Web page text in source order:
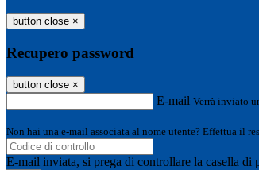
button close ×
Recupero password
button close ×
E-mail Verrà inviato
Non hai una e-mail associata al nome utente? Effettua il
E-mail inviata, si prega di controllare la casella di